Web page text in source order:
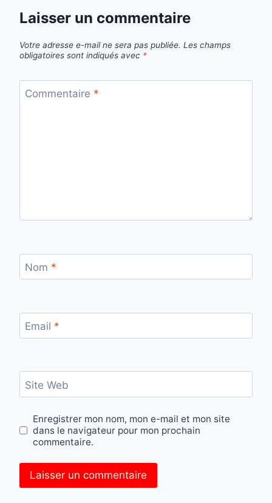
Laisser un commentaire
Votre adresse e-mail ne sera pas publiée. Les champs
obligatoires sont indiqués avec *
Commentaire *
Nom *
Email *
Site Web
Enregistrer mon nom, mon e-mail et mon site
dans le navigateur pour mon prochain
commentaire.